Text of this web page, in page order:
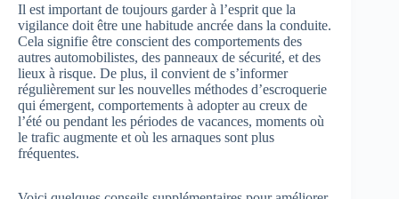
Il est important de toujours garder à l’esprit que la
vigilance doit être une habitude ancrée dans la conduite.
Cela signifie être conscient des comportements des
autres automobilistes, des panneaux de sécurité, et des
lieux à risque. De plus, il convient de s’informer
régulièrement sur les nouvelles méthodes d’escroquerie
qui émergent, comportements à adopter au creux de
l’été ou pendant les périodes de vacances, moments où
le trafic augmente et où les arnaques sont plus
fréquentes.